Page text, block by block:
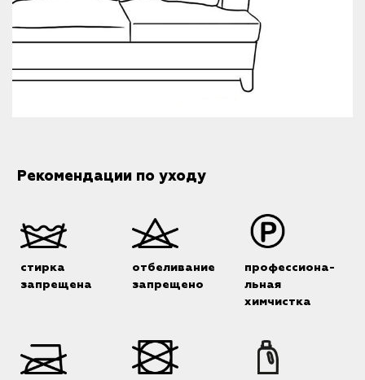
Рекомендации по уходу
стирка
запрещена
отбеливание
запрещено
профессиона-
льная
химчистка